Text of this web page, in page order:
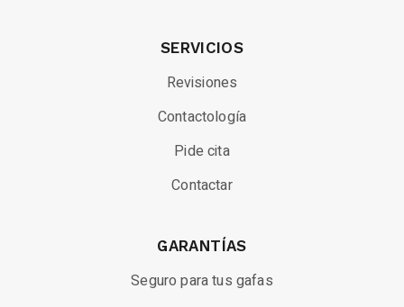
SERVICIOS
Revisiones
Contactología
Pide cita
Contactar
GARANTÍAS
Seguro para tus gafas